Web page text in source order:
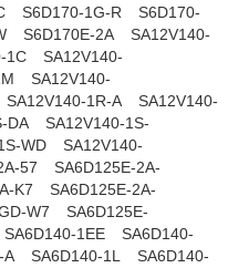
S6D170-1G-R
S6D170-
S6D170E-2A
SA12V140-
1C
SA12V140-
SA12V140-
SA12V140-1R-A
SA12V140-
DA
SA12V140-1S-
WD
SA12V140-
57
SA6D125E-2A-
K7
SA6D125E-2A-
W7
SA6D125E-
SA6D140-1EE
SA6D140-
A SA6D140-1L
SA6D140-